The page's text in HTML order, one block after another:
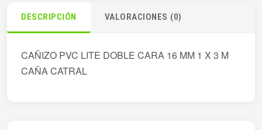
DESCRIPCIÓN VALORACIONES (0)
CAÑIZO PVC LITE DOBLE CARA 16 MM 1 X 3 M
CAÑA CATRAL